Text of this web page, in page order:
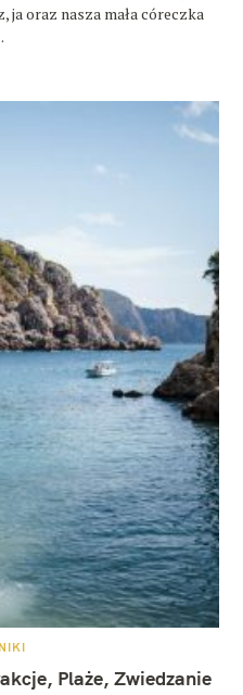
ja oraz nasza mała córeczka
Plaże, Zwiedzanie